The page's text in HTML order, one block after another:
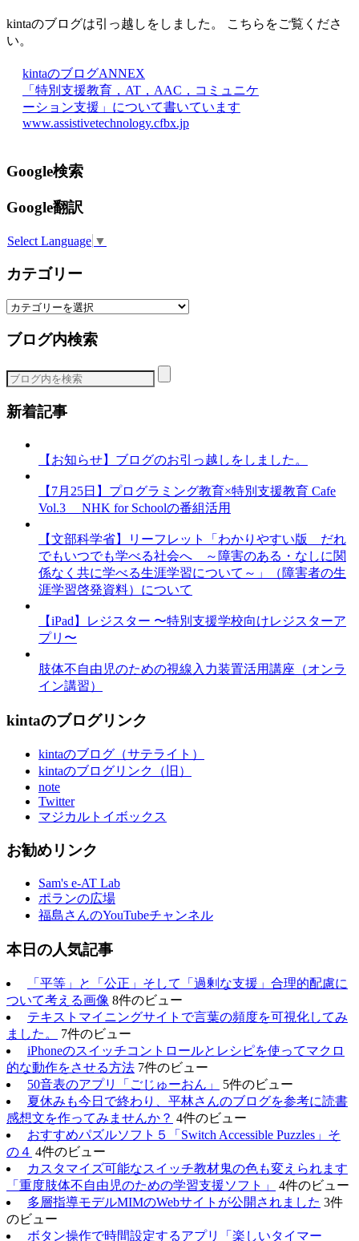
kintaのブログは引っ越しをしました。 こちらをご覧くださ
い。
kintaのブログANNEX
「特別支援教育，AT，AAC，コミュニケ
ーション支援」について書いています
www.assistivetechnology.cfbx.jp
Google検索
Google翻訳
Select Language ▼
カテゴリー
カ
ゴ
ー
ブログ内検索
新着記事
【お知らせ】ブログのお引っ越しをしました。
【7月25日】プログラミング教育×特別支援教育 Cafe
Vol.3 NHK for Schoolの番組活用
【文部科学省】リーフレット「わかりやすい版 だれ
でもいつでも学べる社会へ ～障害のある・なしに関
係なく共に学べる生涯学習について～」（障害者の生
涯学習啓発資料）について
【iPad】レジスター 〜特別支援学校向けレジスターア
プリ〜
肢体不自由児のための視線入力装置活用講座（オンラ
イン講習）
kintaのブログリンク
kintaのブログ（サテライト）
kintaのブログリンク（旧）
note
Twitter
マジカルトイボックス
お勧めリンク
Sam's e-AT Lab
ポランの広場
福島さんのYouTubeチャンネル
本日の人気記事
「平等」と「公正」そして「過剰な支援」合理的配慮に
ついて考える画像 8件のビュー
テキストマイニングサイトで言葉の頻度を可視化してみ
ました。
7件のビュー
iPhoneのスイッチコントロールとレシピを使ってマクロ
的な動作をさせる方法 7件のビュー
50音表のアプリ「ごじゅーおん」
5件のビュー
夏休みも今日で終わり、平林さんのブログを参考に読書
感想文を作ってみませんか？ 4件のビュー
おすすめパズルソフト５「Switch Accessible Puzzles」そ
の４ 4件のビュー
カスタマイズ可能なスイッチ教材鬼の色も変えられます
「重度肢体不自由児のための学習支援ソフト」
4件のビュー
多層指導モデルMIMのWebサイトが公開されました 3件
のビュー
ボタン操作で時間設定するアプリ「楽しいタイマー